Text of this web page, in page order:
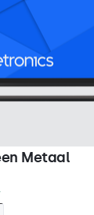
Metaal